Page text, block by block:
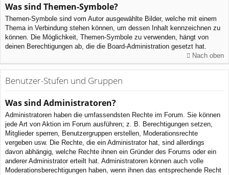
Was sind Themen-Symbole?
Themen-Symbole sind vom Autor ausgewählte Bilder, welche mit einem
Thema in Verbindung stehen können, um dessen Inhalt kennzeichnen zu
können. Die Möglichkeit, Themen-Symbole zu verwenden, hängt von
deinen Berechtigungen ab, die die Board-Administration gesetzt hat.
Nach oben
Benutzer-Stufen und Gruppen
Was sind Administratoren?
Administratoren haben die umfassendsten Rechte im Forum. Sie können
jede Art von Aktion im Forum ausführen; z. B. Berechtigungen setzen,
Mitglieder sperren, Benutzergruppen erstellen, Moderationsrechte
vergeben usw. Die Rechte, die ein Administrator hat, sind allerdings
davon abhängig, welche Rechte ihnen ein Gründer des Forums oder ein
anderer Administrator erteilt hat. Administratoren können auch volle
Moderationsberechtigungen haben, wenn ihnen das entsprechende Recht